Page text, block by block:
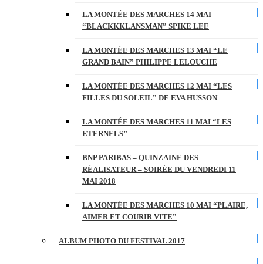
LA MONTÉE DES MARCHES 14 MAI
“BLACKKKLANSMAN” SPIKE LEE
LA MONTÉE DES MARCHES 13 MAI “LE
GRAND BAIN” PHILIPPE LELOUCHE
LA MONTÉE DES MARCHES 12 MAI “LES
FILLES DU SOLEIL” DE EVA HUSSON
LA MONTÉE DES MARCHES 11 MAI “LES
ETERNELS”
BNP PARIBAS – QUINZAINE DES
RÉALISATEUR – SOIRÉE DU VENDREDI 11
MAI 2018
LA MONTÉE DES MARCHES 10 MAI “PLAIRE,
AIMER ET COURIR VITE”
ALBUM PHOTO DU FESTIVAL 2017